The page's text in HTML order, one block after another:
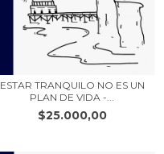
ESTAR TRANQUILO NO ES UN
PLAN DE VIDA -...
$25.000,00